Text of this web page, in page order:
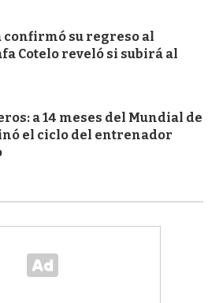
su regreso al
Cotelo reveló si subirá al
a 14 meses del Mundial de
el ciclo del entrenador